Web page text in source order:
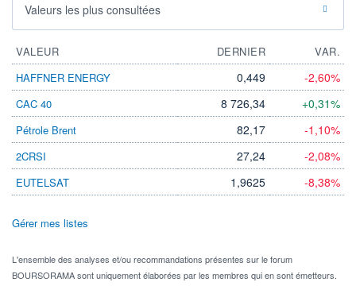
Valeurs les plus consultées
VALEUR DERNIER
VAR.
HAFFNER ENERGY
0,449 -2,60%
CAC 40 8 726,34 +0,31%
Pétrole Brent 82,17 -1,10%
2CRSI 27,24 -2,08%
EUTELSAT 1,9625 -8,38%
Gérer mes listes
L'ensemble des analyses et/ou recommandations présentes sur le forum
BOURSORAMA sont uniquement élaborées par les membres qui en sont émetteurs.